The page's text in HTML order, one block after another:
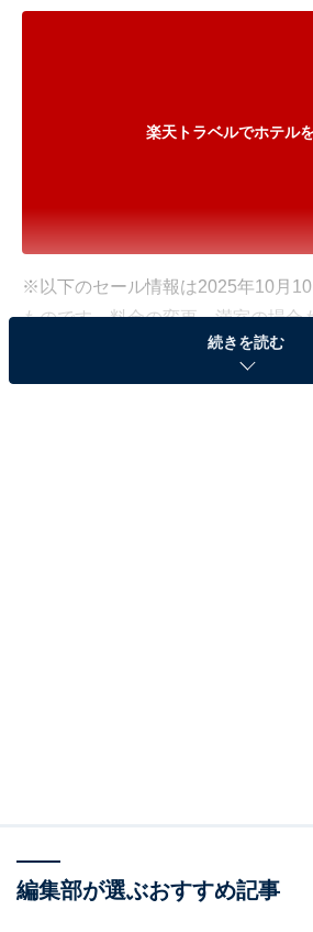
楽天トラベルでホテル
※以下のセール情報は2025年10月
ものです。料金の変更、満室の場合
※本記事で紹介している商品の購入やサービス
オールアバウトに還元されることがあります。
画像出典：楽天トラベル
続きを読む
編集部が選ぶおすすめ記事